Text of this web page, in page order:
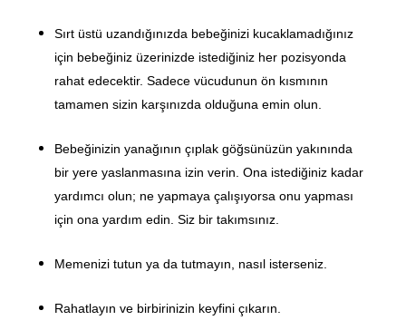
Sırt üstü uzandığınızda bebeğinizi kucaklamadığınız
için bebeğiniz üzerinizde istediğiniz her pozisyonda
rahat edecektir. Sadece vücudunun ön kısmının
tamamen sizin karşınızda olduğuna emin olun.
Bebeğinizin yanağının çıplak göğsünüzün yakınında
bir yere yaslanmasına izin verin. Ona istediğiniz kadar
yardımcı olun; ne yapmaya çalışıyorsa onu yapması
için ona yardım edin. Siz bir takımsınız.
Memenizi tutun ya da tutmayın, nasıl isterseniz.
Rahatlayın ve birbirinizin keyfini çıkarın.